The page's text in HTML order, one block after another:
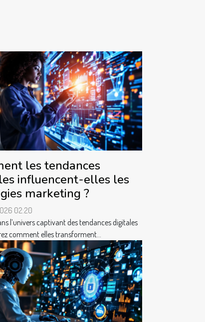
les tendances
influencent-elles les
marketing ?
02:20
l’univers captivant des tendances digitales
comment elles transforment...